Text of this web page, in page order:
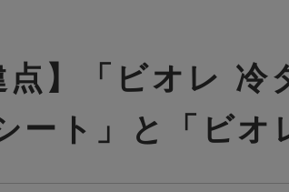
点】「ビオレ
ート」と「ビオ